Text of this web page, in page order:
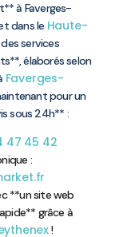
à Faverges-
dans le Haute-
services
élaborés selon
Faverges-
pour un
sous 24h** :
47 45 42
:
**un site web
grâce à
!